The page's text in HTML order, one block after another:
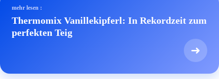
mehr lesen :
Thermomix Vanillekipferl: In Rekordzeit zum
perfekten Teig
➜